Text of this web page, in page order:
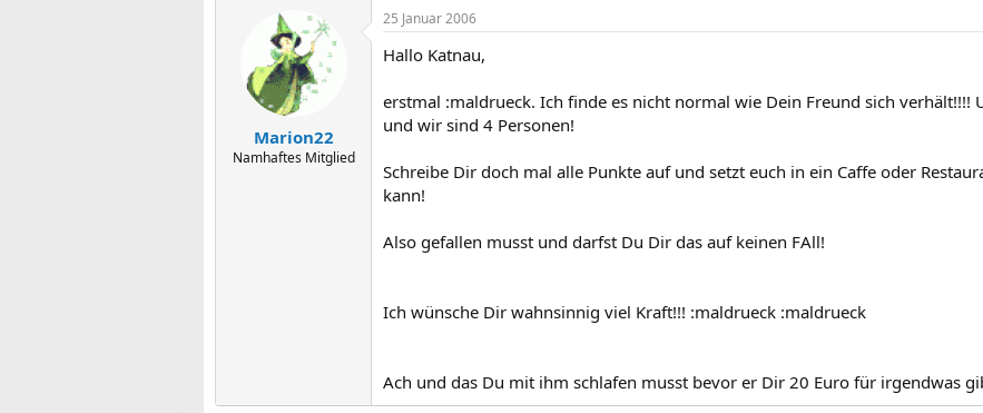
Marion22
Namhaftes Mitglied
25 Januar 2006
Hallo Katnau,
erstmal :maldrueck. Ich finde es nicht normal wie Dein Freund sich verhält!!!!
und wir sind 4 Personen!
Schreibe Dir doch mal alle Punkte auf und setzt euch in ein Caffe oder
kann!
Also gefallen musst und darfst Du Dir das auf keinen FAll!
Ich wünsche Dir wahnsinnig viel Kraft!!! :maldrueck :maldrueck
Ach und das Du mit ihm schlafen musst bevor er Dir 20 Euro für irgendwas